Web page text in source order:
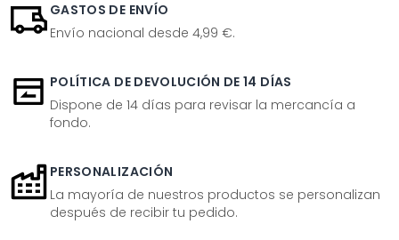
GASTOS DE ENVÍO
Envío nacional desde 4,99 €.
POLÍTICA DE DEVOLUCIÓN DE 14 DÍAS
Dispone de 14 días para revisar la mercancía a
fondo.
PERSONALIZACIÓN
La mayoría de nuestros productos se personalizan
después de recibir tu pedido.